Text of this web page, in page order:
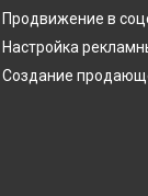
Продвижение в
Настройка
Создание